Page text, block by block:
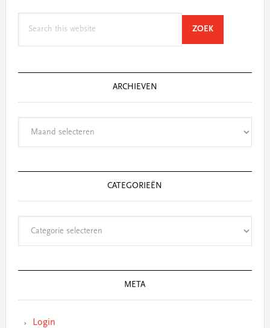
ZOEKSEARCH
ARCHIEVEN
CATEGORIEËN
META
Login